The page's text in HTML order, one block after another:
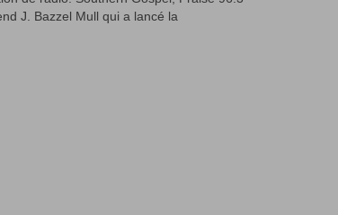
J. Bazzel Mull qui a lancé la